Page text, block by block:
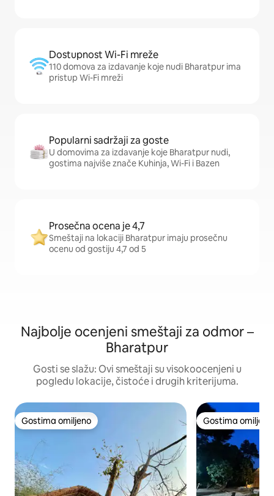
Dostupnost Wi-Fi mreže
110 domova za izdavanje koje nudi Bharatpur ima
pristup Wi-Fi mreži
Popularni sadržaji za goste
U domovima za izdavanje koje Bharatpur nudi,
gostima najviše znače Kuhinja, Wi-Fi i Bazen
Prosečna ocena je 4,7
Smeštaji na lokaciji Bharatpur imaju prosečnu
ocenu od gostiju 4,7 od 5
Najbolje ocenjeni smeštaji za odmor –
Bharatpur
Gosti se slažu: Ovi smeštaji su visokoocenjeni u
pogledu lokacije, čistoće i drugih kriterijuma.
Gostima omiljeno
Gostima omiljeno Gostima omiljeno
Gostima omiljeno